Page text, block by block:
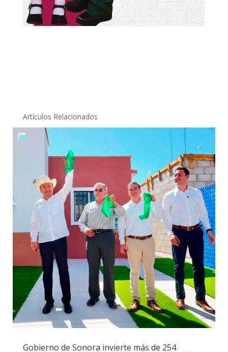
Artículos Relacionados
Gobierno de Sonora invierte más de 254